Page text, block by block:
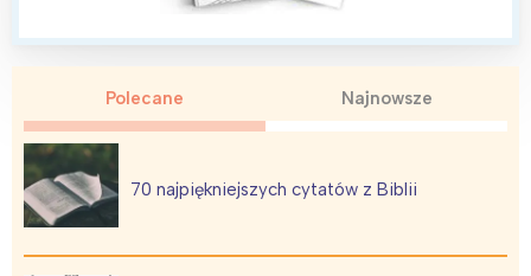
Polecane Najnowsze
70 najpiękniejszych cytatów z Biblii
Wybieram